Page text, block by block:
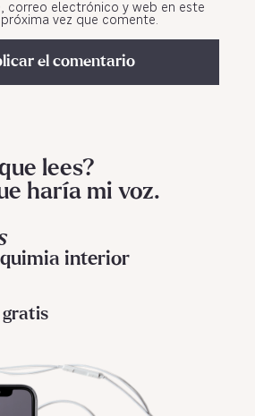
correo electrónico y web en este
vez que comente.
lees?
haría mi voz.
interior
gratis